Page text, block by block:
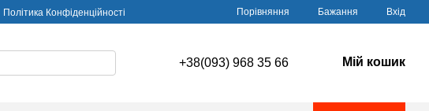
Політика Конфіденційності Порівняння Бажання Вхід
+38(093) 968 35 66 Мій кошик